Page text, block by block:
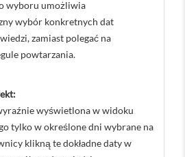
wyboru umożliwia
wybór konkretnych dat
zamiast polegać na
powtarzania.
wyświetlona w widoku
tylko w określone dni wybrane na
klikną te dokładne daty w